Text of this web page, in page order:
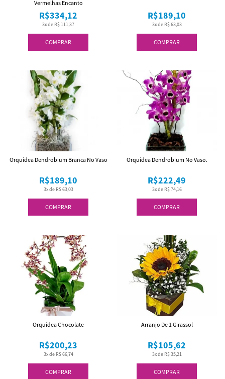
COMPRAR
3x de R$ 111,37
R$334,12
Vermelhas Encanto
COMPRAR
3x de R$ 63,03
R$189,10
COMPRAR
3x de R$ 63,03
R$189,10
Orquídea Dendrobium Branca No Vaso
COMPRAR
3x de R$ 74,16
R$222,49
Orquídea Dendrobium No Vaso.
COMPRAR
3x de R$ 66,74
R$200,23
Orquídea Chocolate
COMPRAR
3x de R$ 35,21
R$105,62
Arranjo De 1 Girassol